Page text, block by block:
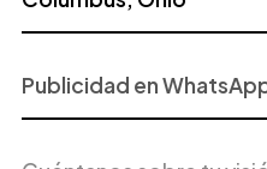
o
Servicio